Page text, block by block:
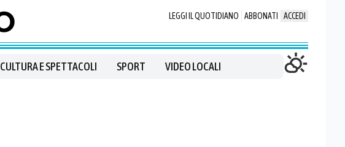
LEGGI IL QUOTIDIANO ABBONATI ACCEDI
CULTURA E SPETTACOLI SPORT VIDEO LOCALI